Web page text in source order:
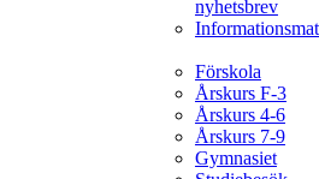
nyhetsbrev
Förskola
Årskurs F-3
Årskurs 4-6
Årskurs 7-9
Gymnasiet